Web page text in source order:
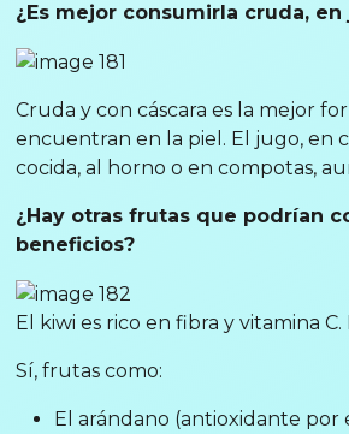
¿Es mejor consumirla cruda,
Cruda y con cáscara es la mejor
encuentran en la piel. El jugo, en
cocida, al horno o en compotas,
¿Hay otras frutas que podrían
beneficios?
El kiwi es rico en fibra y vitamina
Sí, frutas como:
El arándano (antioxidante por